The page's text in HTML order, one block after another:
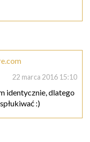
22 marca 2016 15:10
identycznie, dlatego
:)